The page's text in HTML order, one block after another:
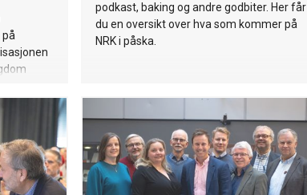
og
podkast, baking og andre godbiter. Her får
du en oversikt over hva som kommer på
NRK i påska.